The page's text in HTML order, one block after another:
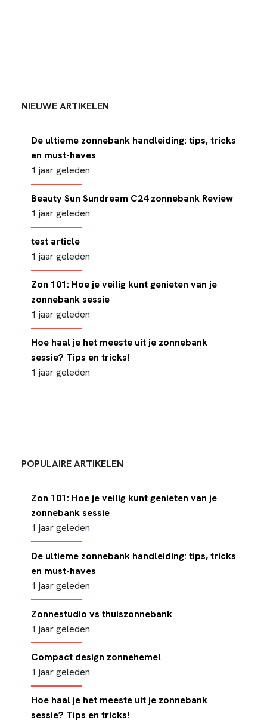
NIEUWE ARTIKELEN
De ultieme zonnebank handleiding: tips, tricks
en must-haves
1 jaar geleden
Beauty Sun Sundream C24 zonnebank Review
1 jaar geleden
test article
1 jaar geleden
Zon 101: Hoe je veilig kunt genieten van je
zonnebank sessie
1 jaar geleden
Hoe haal je het meeste uit je zonnebank
sessie? Tips en tricks!
1 jaar geleden
POPULAIRE ARTIKELEN
Zon 101: Hoe je veilig kunt genieten van je
zonnebank sessie
1 jaar geleden
De ultieme zonnebank handleiding: tips, tricks
en must-haves
1 jaar geleden
Zonnestudio vs thuiszonnebank
1 jaar geleden
Compact design zonnehemel
1 jaar geleden
Hoe haal je het meeste uit je zonnebank
sessie? Tips en tricks!